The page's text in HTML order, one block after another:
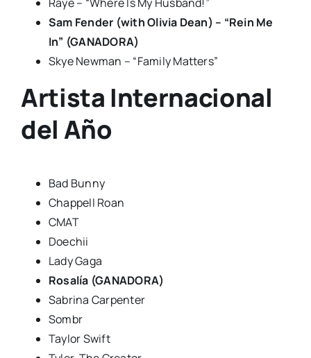
Raye – “Where Is My Husband!”
Sam Fender (with Olivia Dean) – “Rein Me
In” (GANADORA)
Skye Newman – “Family Matters”
Artista Internacional
del Año
Bad Bunny
Chappell Roan
CMAT
Doechii
Lady Gaga
Rosalía (GANADORA)
Sabrina Carpenter
Sombr
Taylor Swift